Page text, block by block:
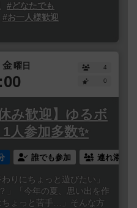
#どなたでも
#お一人様歓迎
金曜日
4
0
み歓迎】ゆるボ
人参加多数✨
誰でも参加 連れ添い
りにちょっと遊びたい」
」「今年の夏、思い出を作
ちょっと苦手…」そんな方